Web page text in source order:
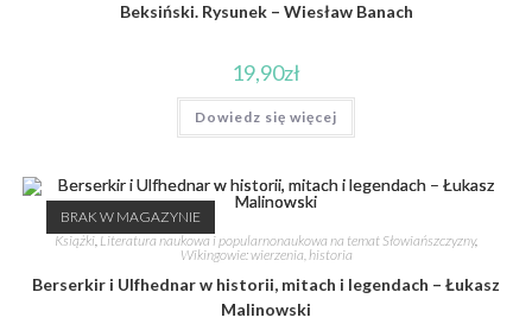
Beksiński. Rysunek – Wiesław Banach
19,90zł
Dowiedz się więcej
BRAK W MAGAZYNIE
Książki Literatura naukowa i popularnonaukowa na temat Słowiańszczyzny,
Wikingowie: wierzenia, historia
Berserkir i Ulfhednar w historii, mitach i legendach – Łukasz
Malinowski